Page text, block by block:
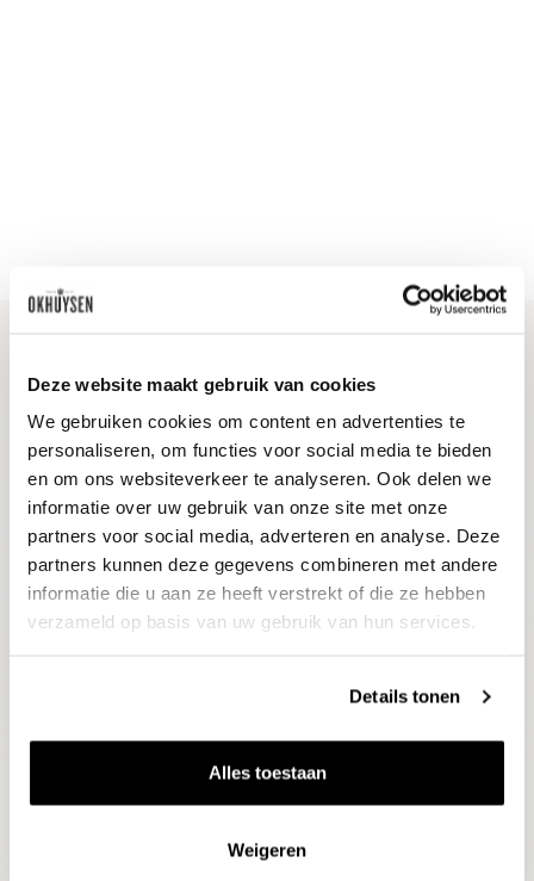
Deze website maakt gebruik van cookies
We gebruiken cookies om content en advertenties te
personaliseren, om functies voor social media te bieden
en om ons websiteverkeer te analyseren. Ook delen we
informatie over uw gebruik van onze site met onze
partners voor social media, adverteren en analyse. Deze
partners kunnen deze gegevens combineren met andere
informatie die u aan ze heeft verstrekt of die ze hebben
verzameld op basis van uw gebruik van hun services.
Details tonen
Alles toestaan
Weigeren
Blijf op de hoogte
Ontvang het laatste wijnnieuws, proeverijen en
evenementen
E-mailadres
Aanmelden
Thema's